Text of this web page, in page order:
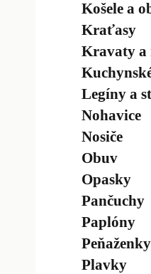
Košele a
Kraťasy
Kravaty
Legíny a
Nohavice
Nosiče
Obuv
Opasky
Pančuchy
Paplóny
Peňaženky
Plavky